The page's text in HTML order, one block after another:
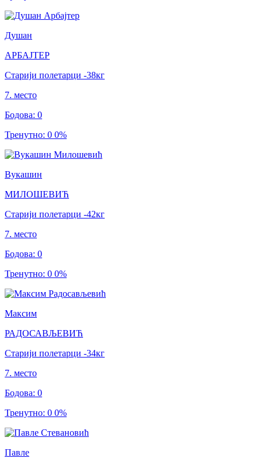
Душан
АРБАЈТЕР
Старији полетарци -38кг
7. место
Бодова: 0
Тренутно: 0 0%
Вукашин
МИЛОШЕВИЋ
Старији полетарци -42кг
7. место
Бодова: 0
Тренутно: 0 0%
Максим
РАДОСАВЉЕВИЋ
Старији полетарци -34кг
7. место
Бодова: 0
Тренутно: 0 0%
Павле